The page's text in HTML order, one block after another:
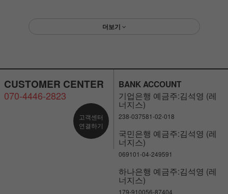
더보기
CUSTOMER CENTER
070-4446-2823
고객센터
연결하기
BANK ACCOUNT
기업은행 예금주:김석영 (레
너지스)
238-037581-02-018
국민은행 예금주:김석영 (레
너지스)
069101-04-249591
하나은행 예금주:김석영 (레
너지스)
179-910056-87404